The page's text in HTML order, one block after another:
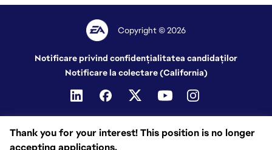
Thank you for your interest! This position is no longer
accepting applications.
Copyright © 2026
Notificare privind confidențialitatea candidaților
Notificare la colectare (California)